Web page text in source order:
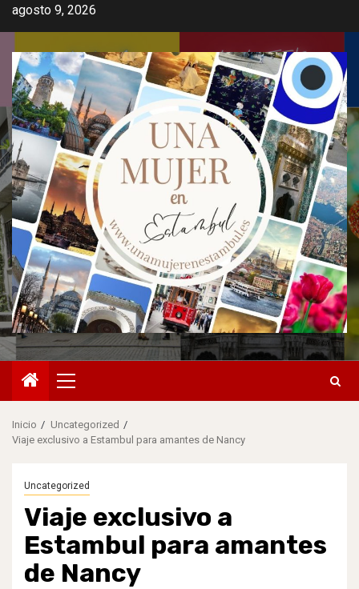
Saltar
agosto 9, 2026
Menú
principal
Inicio
Uncategorized
Viaje exclusivo a Estambul para amantes de Nancy
Uncategorized
Viaje exclusivo a
Estambul para amantes
de Nancy